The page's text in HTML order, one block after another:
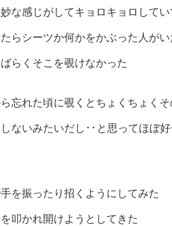
な感じがしてキョロキョロしてい
らシーツか何かをかぶった人がい
らくそこを覗けなかった
忘れた頃に覗くとちょくちょく
ないみたいだし･･と思ってほぼ
を振ったり招くようにしてみた
叩かれ開けようとしてきた